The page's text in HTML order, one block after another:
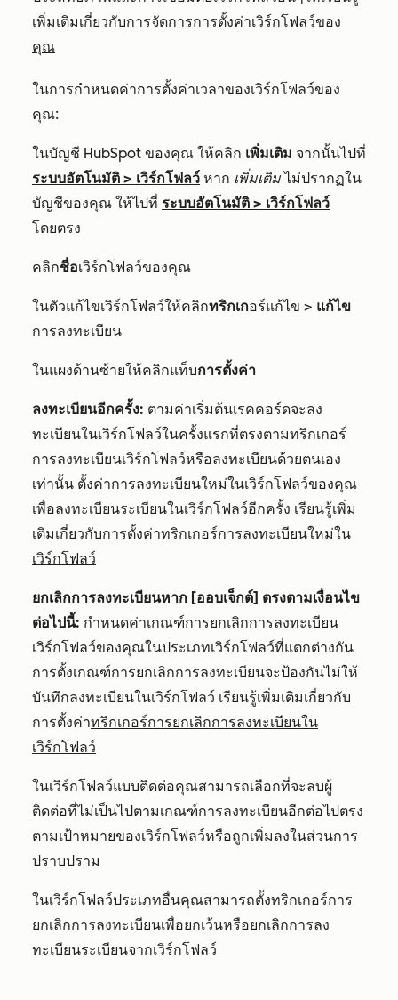
เพิ่มเติมเกี่ยวกับการจัดการการตั้งค่าเวิร์กโฟลว์ของ
คุณ
ในการกำหนดค่าการตั้งค่าเวลาของเวิร์กโฟลว์ของ
คุณ:
ในบัญชี HubSpot ของคุณ ให้คลิก เพิ่มเติม จากนั้นไปที่
ระบบอัตโนมัติ > เวิร์กโฟลว์ หาก เพิ่มเติมไม่ปรากฏใน
บัญชีของคุณ ให้ไปที่ ระบบอัตโนมัติ > เวิร์กโฟลว์
โดยตรง
คลิกชื่อเวิร์กโฟลว์ของคุณ
ในตัวแก้ไขเวิร์กโฟลว์ให้คลิกทริกเกอร์แก้ไข > แก้ไข
การลงทะเบียน
ในแผงด้านซ้ายให้คลิกแท็บการตั้งค่า
ลงทะเบียนอีกครั้ง: ตามค่าเริ่มต้นเรคคอร์ดจะลง
ทะเบียนในเวิร์กโฟลว์ในครั้งแรกที่ตรงตามทริกเกอร์
การลงทะเบียนเวิร์กโฟลว์หรือลงทะเบียนด้วยตนเอง
เท่านั้น ตั้งค่าการลงทะเบียนใหม่ในเวิร์กโฟลว์ของคุณ
เพื่อลงทะเบียนระเบียนในเวิร์กโฟลว์อีกครั้ง เรียนรู้เพิ่ม
เติมเกี่ยวกับการตั้งค่าทริกเกอร์การลงทะเบียนใหม่ใน
เวิร์กโฟลว์
ยกเลิกการลงทะเบียนหาก [ออบเจ็กต์] ตรงตามเงื่อนไข
ต่อไปนี้: กำหนดค่าเกณฑ์การยกเลิกการลงทะเบียน
เวิร์กโฟลว์ของคุณในประเภทเวิร์กโฟลว์ที่แตกต่างกัน
การตั้งเกณฑ์การยกเลิกการลงทะเบียนจะป้องกันไม่ให้
บันทึกลงทะเบียนในเวิร์กโฟลว์ เรียนรู้เพิ่มเติมเกี่ยวกับ
การตั้งค่าทริกเกอร์การยกเลิกการลงทะเบียนใน
เวิร์กโฟลว์
ในเวิร์กโฟลว์แบบติดต่อคุณสามารถเลือกที่จะลบผู้
ติดต่อที่ไม่เป็นไปตามเกณฑ์การลงทะเบียนอีกต่อไปตรง
ตามเป้าหมายของเวิร์กโฟลว์หรือถูกเพิ่มลงในส่วนการ
ปราบปราม
ในเวิร์กโฟลว์ประเภทอื่นคุณสามารถตั้งทริกเกอร์การ
ยกเลิกการลงทะเบียนเพื่อยกเว้นหรือยกเลิกการลง
ทะเบียนระเบียนจากเวิร์กโฟลว์